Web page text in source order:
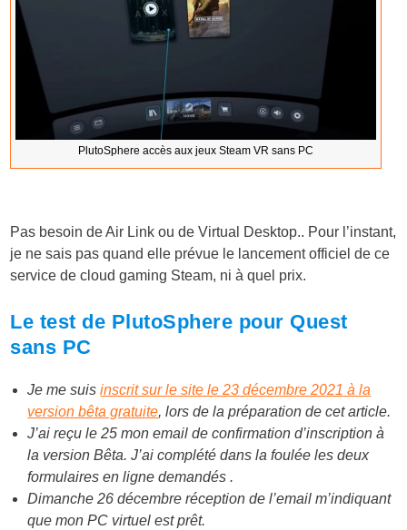
PlutoSphere accès aux jeux Steam VR sans PC
Pas besoin de Air Link ou de Virtual Desktop.. Pour l’instant,
je ne sais pas quand elle prévue le lancement officiel de ce
service de cloud gaming Steam, ni à quel prix.
Le test de PlutoSphere pour Quest
sans PC
Je me suisinscrit sur le site le 23 décembre 2021 à la
version bêta gratuite, lors de la préparation de cet article.
J’ai reçu le 25 mon email de confirmation d’inscription à
la version Bêta. J’ai complété dans la foulée les deux
formulaires en ligne demandés .
Dimanche 26 décembre réception de l’email m’indiquant
que mon PC virtuel est prêt.